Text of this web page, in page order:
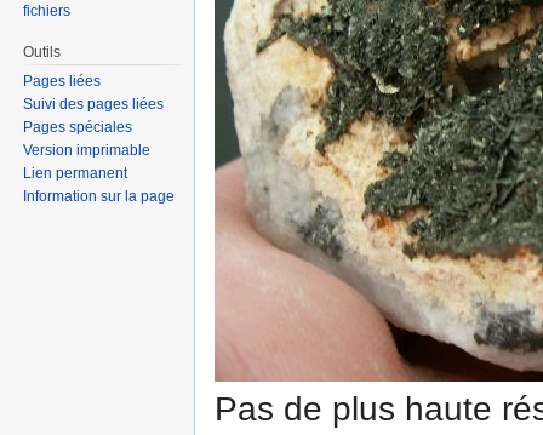
Pas de plus haute
fichiers
Outils
Pages liées
Suivi des pages liées
Pages spéciales
Version imprimable
Lien permanent
Information sur la page